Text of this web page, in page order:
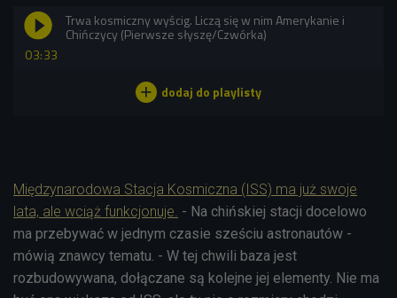
03:33
Trwa kosmiczny wyścig. Liczą się w nim Amerykanie i
Chińczycy (Pierwsze słyszę/Czwórka)
Międzynarodowa Stacja Kosmiczna (ISS) ma już swoje
lata, ale wciąż funkcjonuje. - Na chińskiej stacji docelowo
ma przebywać w jednym czasie sześciu astronautów -
mówią znawcy tematu. - W tej chwili baza jest
rozbudowywana, dołączane są kolejne jej elementy. Nie ma